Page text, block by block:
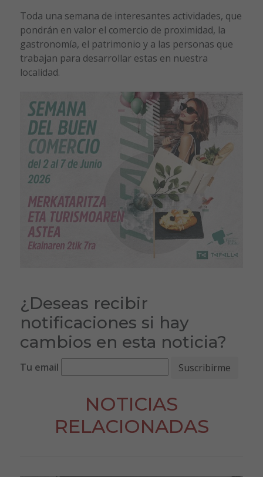
Toda una semana de interesantes actividades, que
pondrán en valor el comercio de proximidad, la
gastronomía, el patrimonio y a las personas que
trabajan para desarrollar estas en nuestra
localidad.
¿Deseas recibir
notificaciones si hay
cambios en esta noticia?
Tu email
NOTICIAS
RELACIONADAS